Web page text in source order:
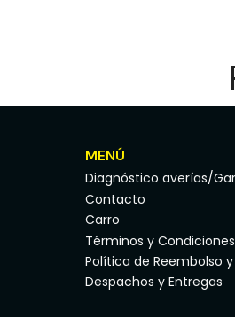
MENÚ
Diagnóstico averías/
Contacto
Carro
Términos y Condiciones
Política de Reembolso
Despachos y Entregas